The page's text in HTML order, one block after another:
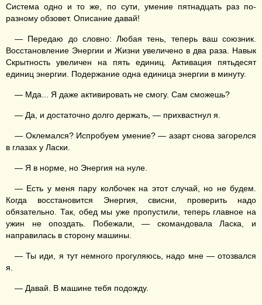
Система одно и то же, по сути, умение пятнадцать раз по-
разному обзовет. Описание давай!
— Передаю до словно: Любая тень, теперь ваш союзник.
Восстановление Энергии и Жизни увеличено в два раза. Навык
Скрытность увеличен на пять единиц. Активация пятьдесят
единиц энергии. Подержание одна единица энергии в минуту.
— Мда... Я даже активировать не смогу. Сам сможешь?
— Да, и достаточно долго держать, — прихвастнул я.
— Оклемался? Испробуем умение? — азарт снова загорелся
в глазах у Ласки.
— Я в норме, но Энергия на нуле.
— Есть у меня пару колбочек на этот случай, но не будем.
Когда восстановится Энергия, свисни, проверить надо
обязательно. Так, обед мы уже пропустили, теперь главное на
ужин не опоздать. Побежали, — скомандовала Ласка, и
направилась в сторону машины.
— Ты иди, я тут немного прогуляюсь, надо мне — отозвался
я.
— Давай. В машине тебя подожду.